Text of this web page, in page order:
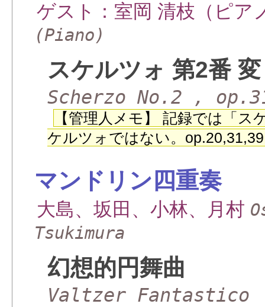
ゲスト：室岡 清枝（ピア
(Piano)
スケルツォ 第2番
Scherzo No.2 ,
【管理人メモ】 記録では「
ケルツォではない。
マンドリン四重奏
大島、坂田、小林、月村
Tsukimura
幻想的円舞曲
Valtzer Fantastico